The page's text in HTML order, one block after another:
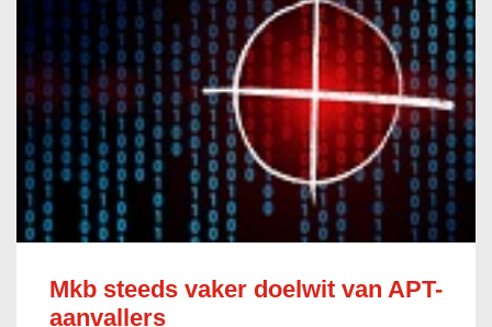
Mkb steeds vaker doelwit van APT-
aanvallers